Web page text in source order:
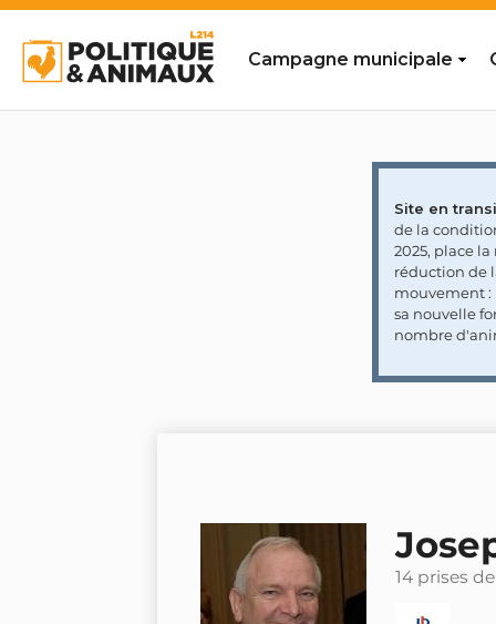
Campagne municipale
Site en
de la
2025, place
réduction de
mouvement :
sa nouvelle
nombre
14 prises